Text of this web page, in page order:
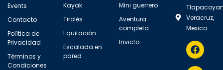
Events
Contacto
Política de
Privacidad
Términos y
Condiciones
Kayak
Tirolés
Equitación
Escalada en
pared
Mini guerrero
Aventura
completa
Invicto
Veracruz,
Mexico